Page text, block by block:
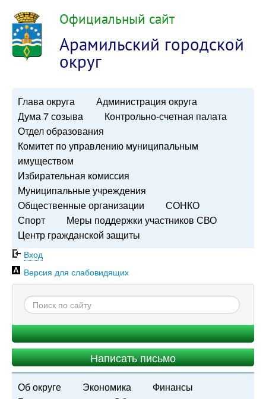
Официальный сайт
Арамильский городской
округ
Глава округа
Администрация округа
Дума 7 созыва
Контрольно-счетная палата
Отдел образования
Комитет по управлению муниципальным
имуществом
Избирательная комиссия
Муниципальные учреждения
Общественные организации
СОНКО
Спорт
Меры поддержки участников СВО
Центр гражданской защиты
Вход
Версия для слабовидящих
Написать письмо
Об округе Экономика
Финансы